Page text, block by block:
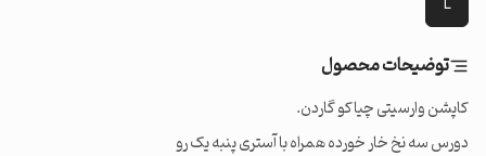
L
توضیحات محصول
دورس سه نخ خار خورده همراه با آستری پنبه یک رو